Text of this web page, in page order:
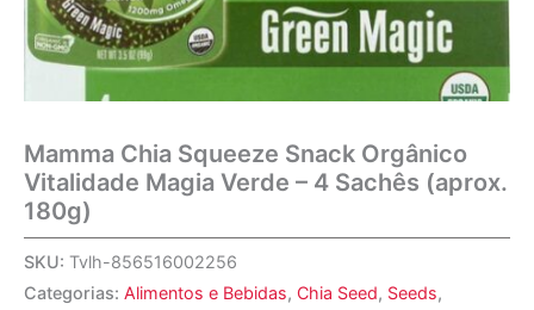
Mamma Chia Squeeze Snack Orgânico
Vitalidade Magia Verde – 4 Sachês (aprox.
180g)
SKU: Tvlh-856516002256
Categorias: Alimentos e Bebidas, Chia Seed, Seeds,